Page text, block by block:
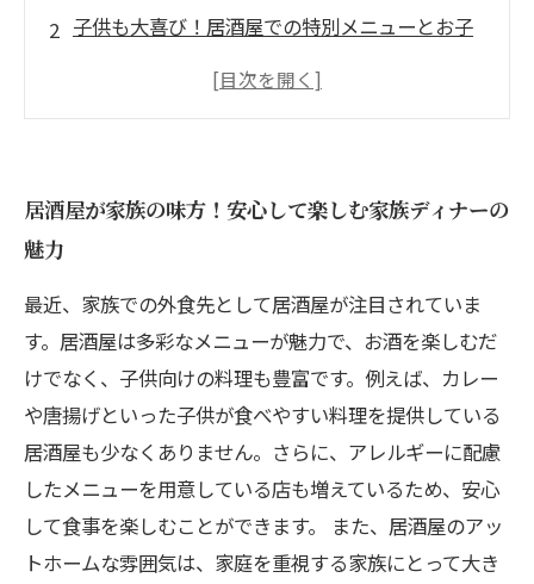
子供も大喜び！居酒屋での特別メニューとお子
られる居酒屋
間
居酒屋で家族の思い出を作る方法とは？
まとめ：お子様連れでも楽しめる居酒屋での家
族ディナー体験
居酒屋が家族の味方！安心して楽しむ家族ディナーの
魅力
最近、家族での外食先として居酒屋が注目されていま
す。居酒屋は多彩なメニューが魅力で、お酒を楽しむだ
けでなく、子供向けの料理も豊富です。例えば、カレー
や唐揚げといった子供が食べやすい料理を提供している
居酒屋も少なくありません。さらに、アレルギーに配慮
したメニューを用意している店も増えているため、安心
して食事を楽しむことができます。 また、居酒屋のアッ
トホームな雰囲気は、家庭を重視する家族にとって大き